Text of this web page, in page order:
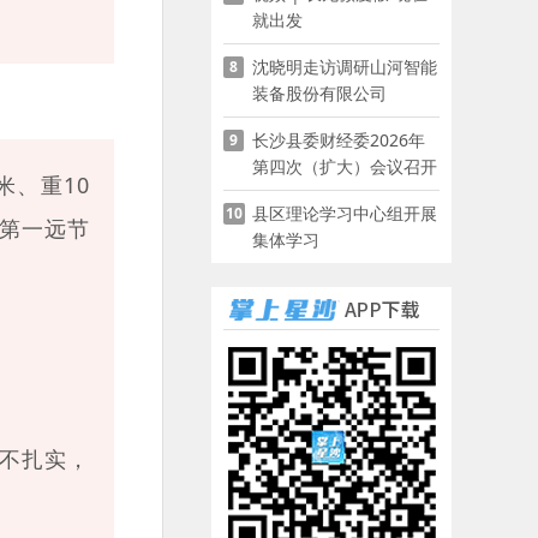
、重10
一远节
扎实，
就出发
8
沈晓明走访调研山河智能
装备股份有限公司
9
长沙县委财经委2026年
第四次（扩大）会议召开
10 县区理论学习中心组开展
集体学习